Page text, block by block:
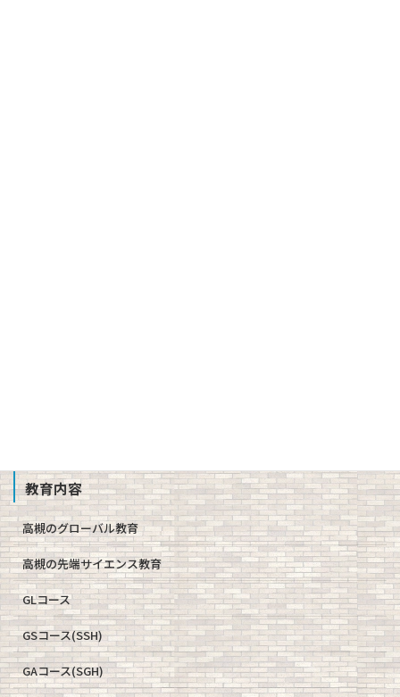
教育内容
高槻のグローバル教育
高槻の先端サイエンス教育
GLコース
GSコース(SSH)
GAコース(SGH)